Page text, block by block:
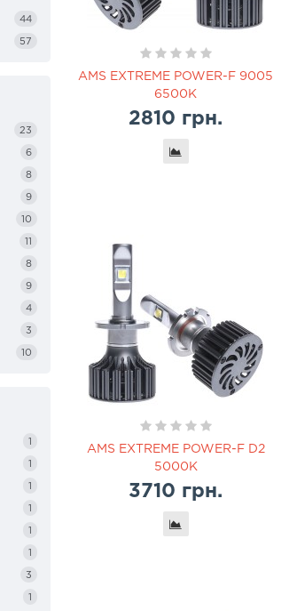
44
57
23
6
8
9
10
11
8
9
4
3
10
1
1
1
1
1
1
3
1
AMS EXTREME POWER-F 9005
6500K
2810 грн.
AMS EXTREME POWER-F D2
5000K
3710 грн.